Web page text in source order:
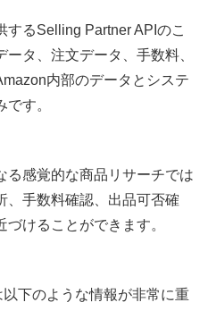
るSelling Partner APIのこ
タ、注文データ、手数料、
内部のデータとシステ
す。
る感覚的な商品リサーチでは
、手数料確認、出品可否確
けることができます。
下のような情報が非常に重